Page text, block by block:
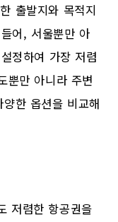
출발지와 목적지
어, 서울뿐만 아
정하여 가장 저렴
뿐만 아니라 주변
한 옵션을 비교해
저렴한 항공권을